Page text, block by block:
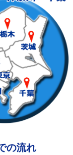
円
円
円
円~
円
円
の流れ